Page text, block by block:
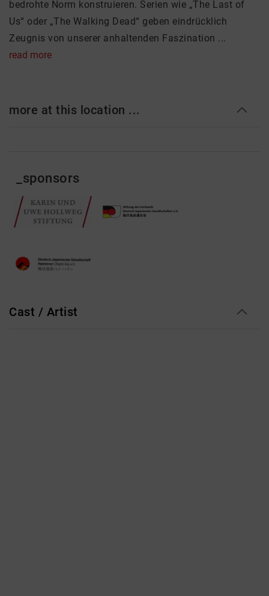
bedrohte Norm konstruieren. Serien wie „The Last of
Us“ oder „The Walking Dead“ geben eindrücklich
Zeugnis von unserer anhaltenden Faszination ...
read more
more at this location ...
_sponsors
Cast / Artist